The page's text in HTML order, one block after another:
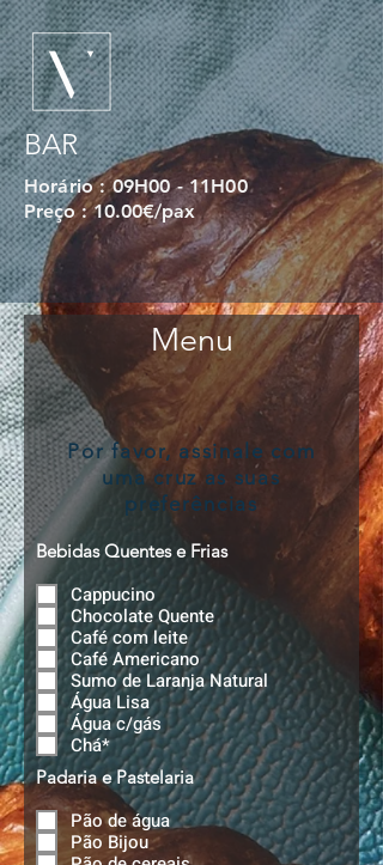
BAR
Horário : 09H00 - 11H00
Preço : 10.00€/pax
Menu
Por favor, assinale com
uma cruz as suas
preferências
Bebidas Quentes e Frias
Cappucino
Chocolate Quente
Café com leite
Café Americano
Sumo de Laranja Natural
Água Lisa
Água c/gás
Chá*
Padaria e Pastelaria
Pão de água
Pão Bijou